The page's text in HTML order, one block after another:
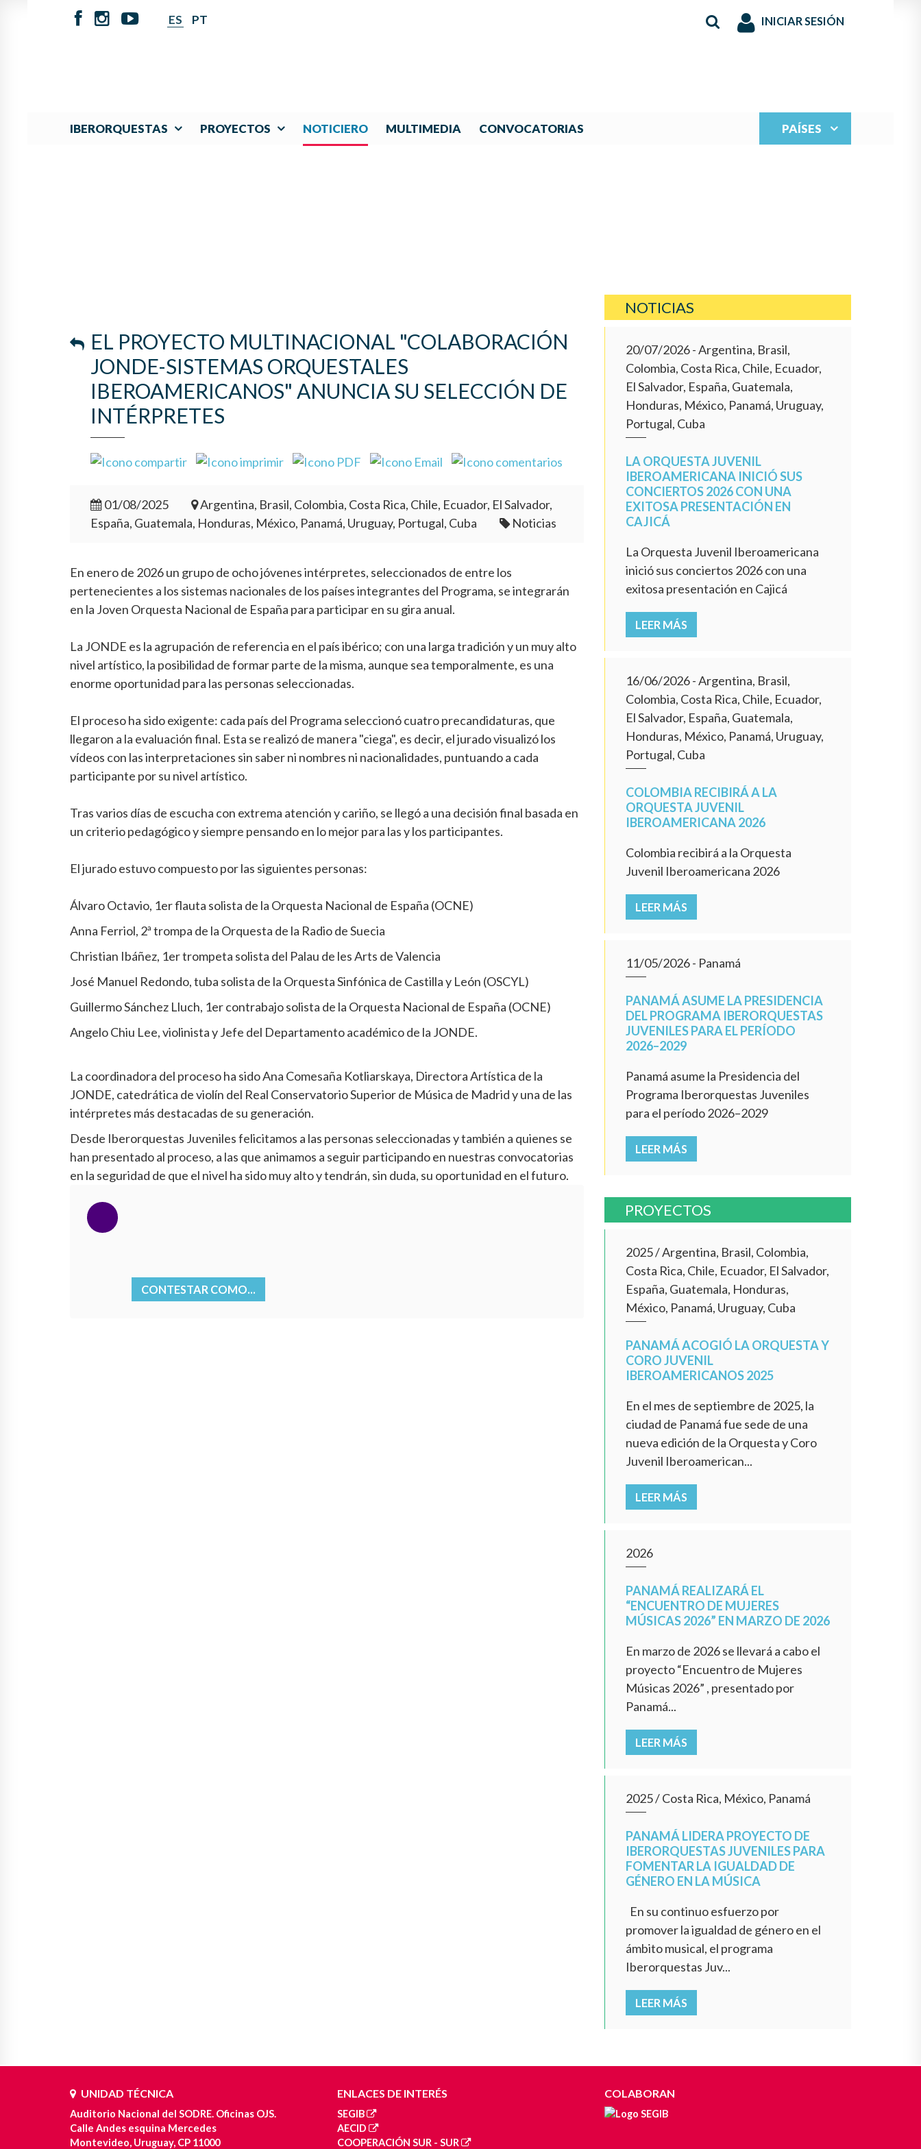
ES PT INICIAR SESIÓN
IBERORQUESTAS PROYECTOS NOTICIERO MULTIMEDIA CONVOCATORIAS PAÍSES
EL PROYECTO MULTINACIONAL "COLABORACIÓN
JONDE-SISTEMAS ORQUESTALES
IBEROAMERICANOS" ANUNCIA SU SELECCIÓN DE
INTÉRPRETES
01/08/2025
Argentina, Brasil, Colombia, Costa Rica, Chile, Ecuador, El Salvador,
España, Guatemala, Honduras, México, Panamá, Uruguay, Portugal, Cuba
Noticias
En enero de 2026 un grupo de ocho jóvenes intérpretes, seleccionados de entre los
pertenecientes a los sistemas nacionales de los países integrantes del Programa, se integrarán
en la Joven Orquesta Nacional de España para participar en su gira anual.
La JONDE es la agrupación de referencia en el país ibérico; con una larga tradición y un muy alto
nivel artístico, la posibilidad de formar parte de la misma, aunque sea temporalmente, es una
enorme oportunidad para las personas seleccionadas.
El proceso ha sido exigente: cada país del Programa seleccionó cuatro precandidaturas, que
llegaron a la evaluación final. Esta se realizó de manera "ciega", es decir, el jurado visualizó los
vídeos con las interpretaciones sin saber ni nombres ni nacionalidades, puntuando a cada
participante por su nivel artístico.
Tras varios días de escucha con extrema atención y cariño, se llegó a una decisión final basada en
un criterio pedagógico y siempre pensando en lo mejor para las y los participantes.
El jurado estuvo compuesto por las siguientes personas:
Álvaro Octavio, 1er flauta solista de la Orquesta Nacional de España (OCNE)
Anna Ferriol, 2ª trompa de la Orquesta de la Radio de Suecia
Christian Ibáñez, 1er trompeta solista del Palau de les Arts de Valencia
José Manuel Redondo, tuba solista de la Orquesta Sinfónica de Castilla y León (OSCYL)
Guillermo Sánchez Lluch, 1er contrabajo solista de la Orquesta Nacional de España (OCNE)
Angelo Chiu Lee, violinista y Jefe del Departamento académico de la JONDE.
La coordinadora del proceso ha sido Ana Comesaña Kotliarskaya, Directora Artística de la
JONDE, catedrática de violín del Real Conservatorio Superior de Música de Madrid y una de las
intérpretes más destacadas de su generación.
Desde Iberorquestas Juveniles felicitamos a las personas seleccionadas y también a quienes se
han presentado al proceso, a las que animamos a seguir participando en nuestras convocatorias
en la seguridad de que el nivel ha sido muy alto y tendrán, sin duda, su oportunidad en el futuro.
CONTESTAR COMO...
NOTICIAS
20/07/2026- Argentina, Brasil,
Colombia, Costa Rica, Chile, Ecuador,
El Salvador, España, Guatemala,
Honduras, México, Panamá, Uruguay,
Portugal, Cuba
LA ORQUESTA JUVENIL
IBEROAMERICANA INICIÓ SUS
CONCIERTOS 2026 CON UNA
EXITOSA PRESENTACIÓN EN
CAJICÁ
La Orquesta Juvenil Iberoamericana
inició sus conciertos 2026 con una
exitosa presentación en Cajicá
LEER MÁS
16/06/2026- Argentina, Brasil,
Colombia, Costa Rica, Chile, Ecuador,
El Salvador, España, Guatemala,
Honduras, México, Panamá, Uruguay,
Portugal, Cuba
COLOMBIA RECIBIRÁ A LA
ORQUESTA JUVENIL
IBEROAMERICANA 2026
Colombia recibirá a la Orquesta
Juvenil Iberoamericana 2026
LEER MÁS
11/05/2026- Panamá
PANAMÁ ASUME LA PRESIDENCIA
DEL PROGRAMA IBERORQUESTAS
JUVENILES PARA EL PERÍODO
2026–2029
Panamá asume la Presidencia del
Programa Iberorquestas Juveniles
para el período 2026–2029
LEER MÁS
PROYECTOS
2025/Argentina, Brasil, Colombia,
Costa Rica, Chile, Ecuador, El Salvador,
España, Guatemala, Honduras,
México, Panamá, Uruguay, Cuba
PANAMÁ ACOGIÓ LA ORQUESTA Y
CORO JUVENIL
IBEROAMERICANOS 2025
En el mes de septiembre de 2025, la
ciudad de Panamá fue sede de una
nueva edición de la Orquesta y Coro
Juvenil Iberoamerican...
LEER MÁS
2026
PANAMÁ REALIZARÁ EL
“ENCUENTRO DE MUJERES
MÚSICAS 2026” EN MARZO DE 2026
En marzo de 2026 se llevará a cabo el
proyecto “Encuentro de Mujeres
Músicas 2026” , presentado por
Panamá...
LEER MÁS
2025/Costa Rica, México, Panamá
PANAMÁ LIDERA PROYECTO DE
IBERORQUESTAS JUVENILES PARA
FOMENTAR LA IGUALDAD DE
GÉNERO EN LA MÚSICA
En su continuo esfuerzo por
promover la igualdad de género en el
ámbito musical, el programa
Iberorquestas Juv...
LEER MÁS
UNIDAD TÉCNICA
Auditorio Nacional del SODRE. Oficinas OJS.
Calle Andes esquina Mercedes
Montevideo, Uruguay, CP 11000
ENLACES DE INTERÉS
SEGIB
AECID
COOPERACIÓN SUR - SUR
COLABORAN